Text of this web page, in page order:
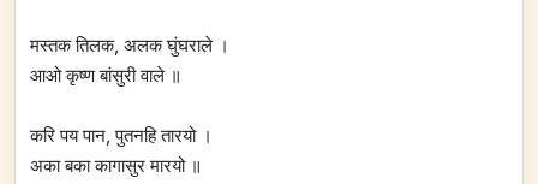
मस्तक तिलक, अलक घुंघराले ।
आओ कृष्ण बांसुरी वाले ॥
करि पय पान, पुतनहि तारयो ।
अका बका कागासुर मारयो ॥